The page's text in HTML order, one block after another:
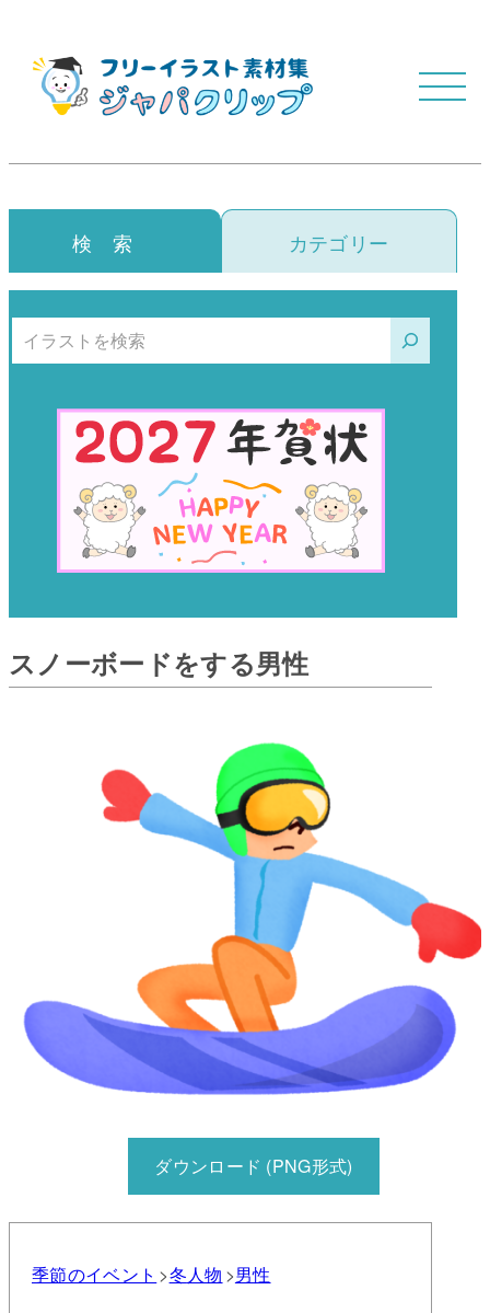
検 索 カテゴリー
検索
スノーボードをする男性
ダウンロード (PNG形式)
季節のイベント 冬人物 男性